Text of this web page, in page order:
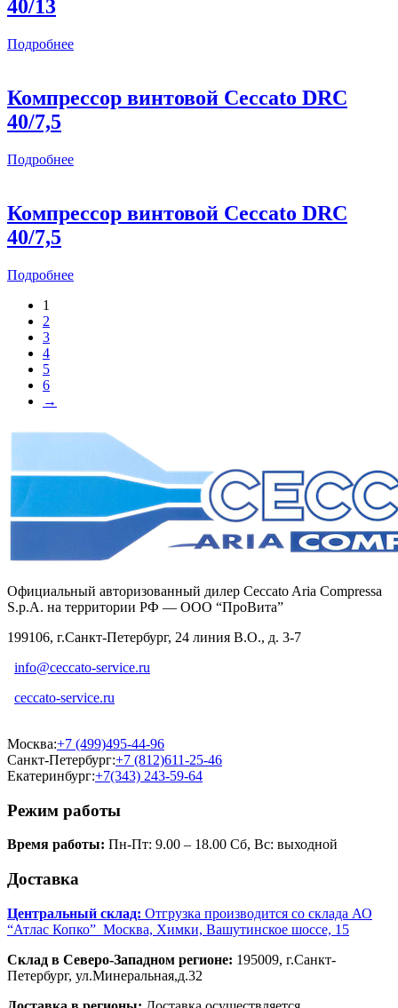
40/13
Подробнее
Компрессор винтовой Ceccato DRC
40/7,5
Подробнее
Компрессор винтовой Ceccato DRC
40/7,5
Подробнее
1
2
3
4
5
6
→
Официальный авторизованный дилер Ceccato Aria Compressa
S.p.A. на территории РФ — ООО “ПроВита”
199106, г.Санкт-Петербург, 24 линия В.О., д. 3-7
info@ceccato-service.ru
ceccato-service.ru
Москва:+7 (499)495-44-96
Санкт-Петербург:+7 (812)611-25-46
Екатеринбург:+7(343) 243-59-64
Режим работы
Время работы: Пн-Пт: 9.00 – 18.00 Сб, Вс: выходной
Доставка
Центральный склад: Отгрузка производится со склада АО
“Атлас Копко” Москва, Химки, Вашутинское шоссе, 15
Склад в Северо-Западном регионе: 195009, г.Санкт-
Петербург, ул.Минеральная,д.32